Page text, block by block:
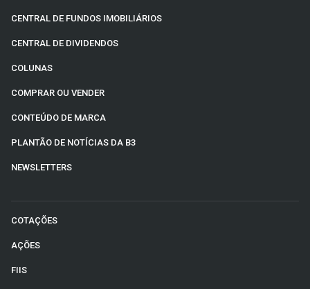
CENTRAL DE FUNDOS IMOBILIÁRIOS
CENTRAL DE DIVIDENDOS
COLUNAS
COMPRAR OU VENDER
CONTEÚDO DE MARCA
PLANTÃO DE NOTÍCIAS DA B3
NEWSLETTERS
COTAÇÕES
AÇÕES
FIIS